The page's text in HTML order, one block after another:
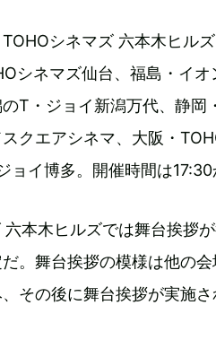
シネマズ 六本木ヒル
シネマズ仙台、福島・イ
T・ジョイ新潟万代、静岡
クエアシネマ、大阪・
ョイ博多。開催時間は17:30
本木ヒルズでは舞台挨拶
。舞台挨拶の模様は他の
その後に舞台挨拶が実施さ